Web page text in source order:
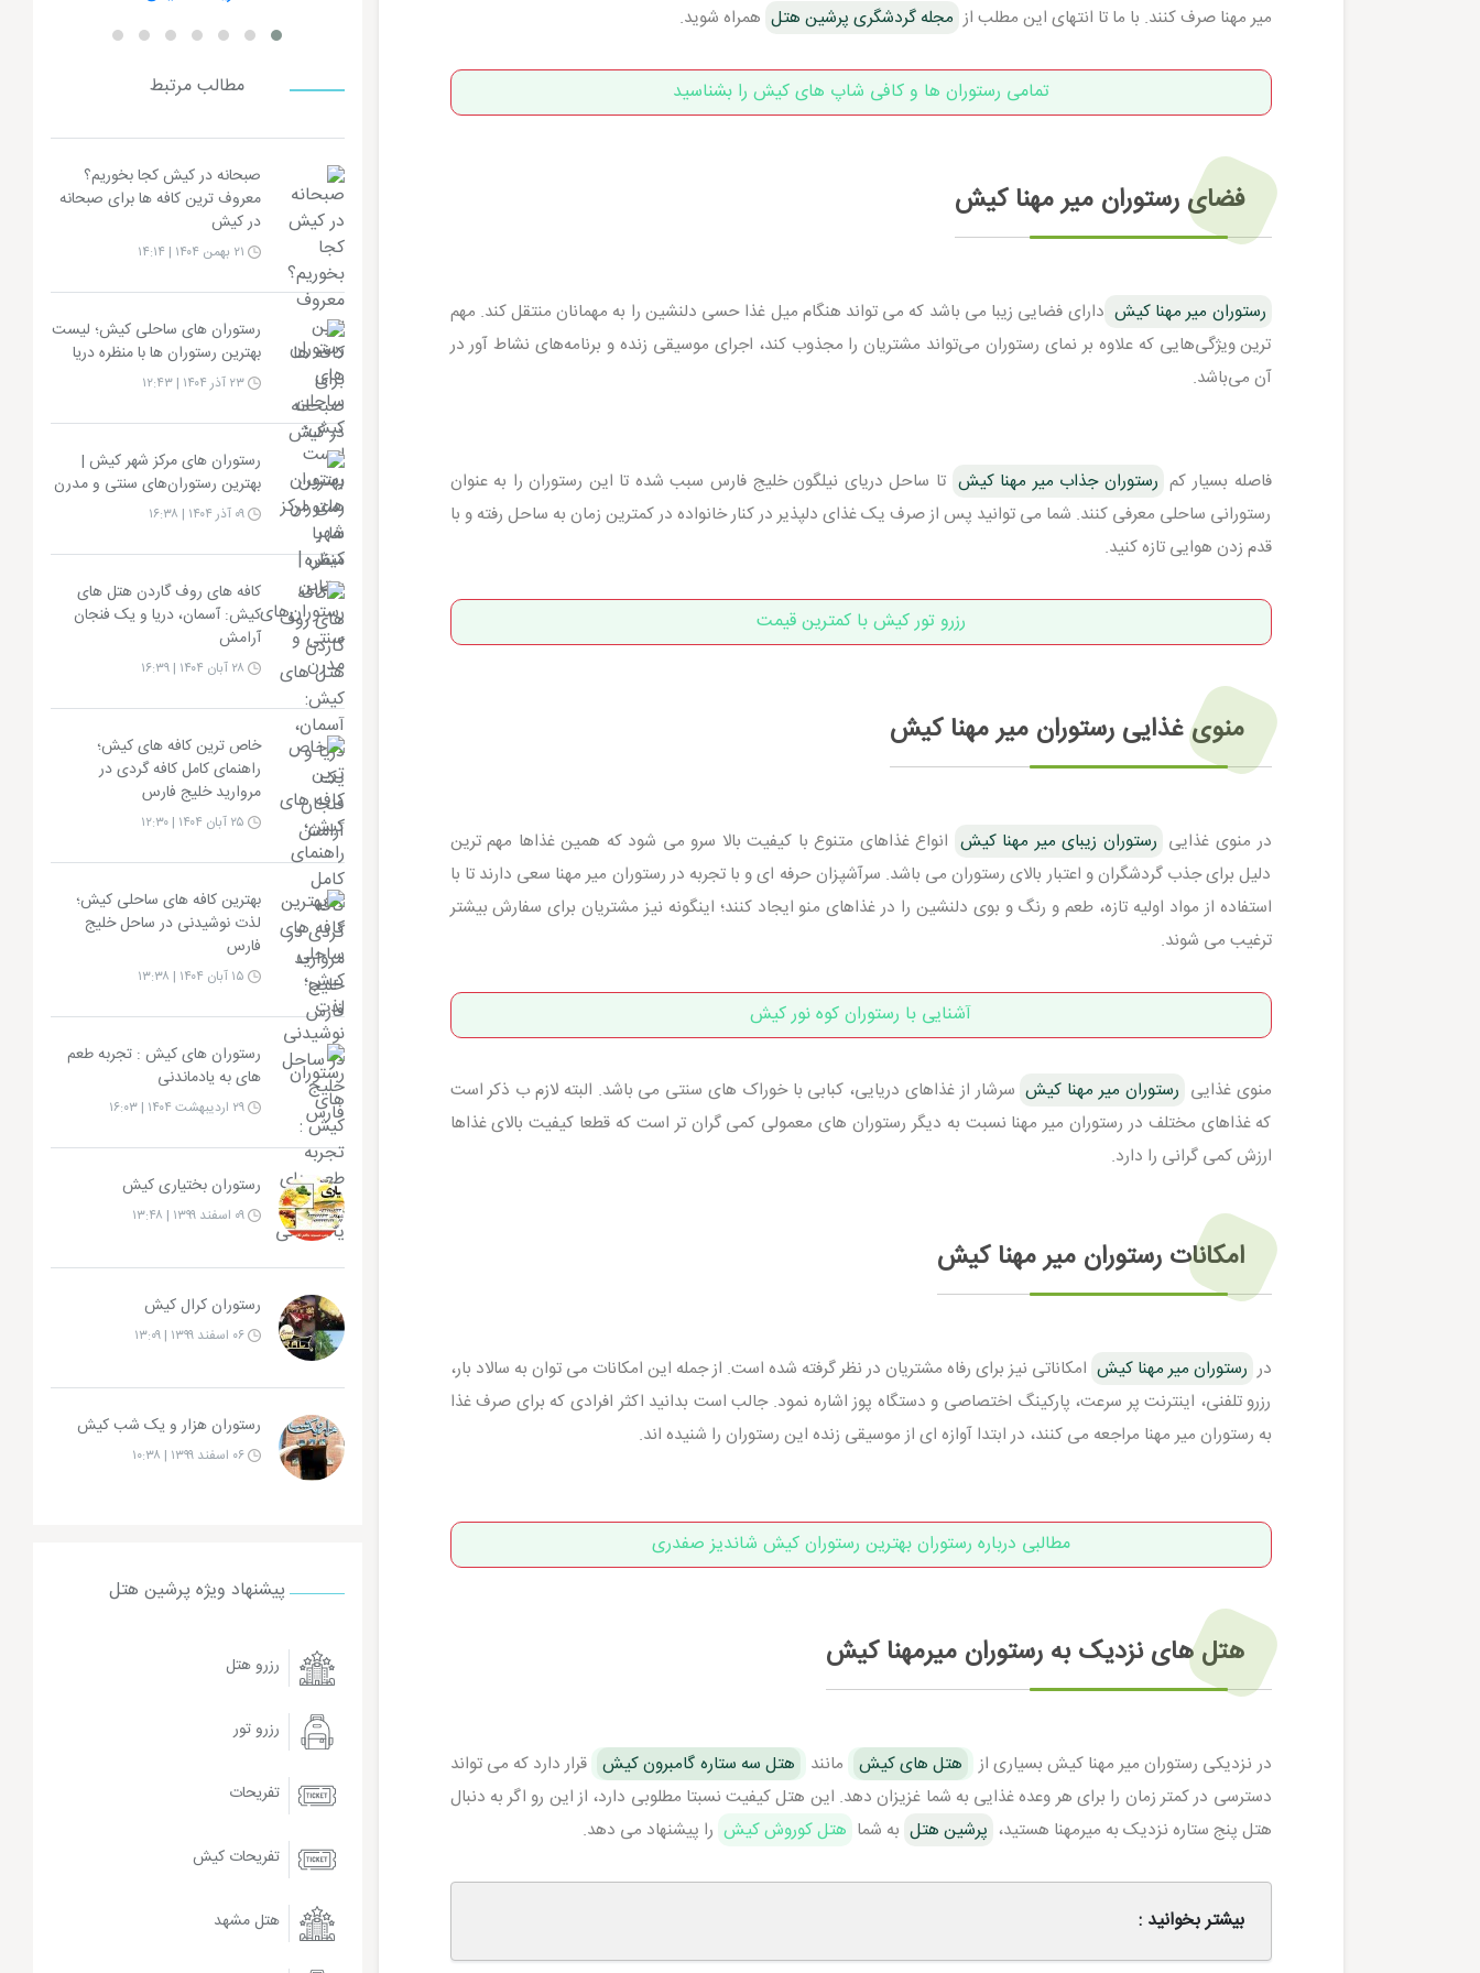
میر مهنا صرف کنند. با ما تا انتهای این مطلب از مجله گردشگری پرشین هتل همراه شوید.
تمامی رستوران ها و کافی شاپ های کیش را بشناسید
فضای رستوران میر مهنا کیش
رستوران میر مهنا کیش دارای فضایی زیبا می باشد که می تواند هنگام میل غذا حسی دلنشین را به مهمانان منتقل کند. مهم
ترین ویژگی‌هایی که علاوه بر نمای رستوران می‌تواند مشتریان را مجذوب کند، اجرای موسیقی زنده و برنامه‌های نشاط آور در
آن می‌باشد.
فاصله بسیار کم رستوران جذاب میر مهنا کیش تا ساحل دریای نیلگون خلیج فارس سبب شده تا این رستوران را به عنوان
رستورانی ساحلی معرفی کنند. شما می توانید پس از صرف یک غذای دلپذیر در کنار خانواده در کمترین زمان به ساحل رفته و با
قدم زدن هوایی تازه کنید.
رزرو تور کیش با کمترین قیمت
منوی غذایی رستوران میر مهنا کیش
در منوی غذایی رستوران زیبای میر مهنا کیش انواع غذاهای متنوع با کیفیت بالا سرو می شود که همین غذاها مهم ترین
دلیل برای جذب گردشگران و اعتبار بالای رستوران می باشد. سرآشپزان حرفه ای و با تجربه در رستوران میر مهنا سعی دارند تا با
استفاده از مواد اولیه تازه، طعم و رنگ و بوی دلنشین را در غذاهای منو ایجاد کنند؛ اینگونه نیز مشتریان برای سفارش بیشتر
ترغیب می شوند.
آشنایی با رستوران کوه نور کیش
منوی غذایی رستوران میر مهنا کیش سرشار از غذاهای دریایی، کبابی با خوراک های سنتی می باشد. البته لازم ب ذکر است
که غذاهای مختلف در رستوران میر مهنا نسبت به دیگر رستوران های معمولی کمی گران تر است که قطعا کیفیت بالای غذاها
ارزش کمی گرانی را دارد.
امکانات رستوران میر مهنا کیش
در رستوران میر مهنا کیش امکاناتی نیز برای رفاه مشتریان در نظر گرفته شده است. از جمله این امکانات می توان به سالاد بار،
رزرو تلفنی، اینترنت پر سرعت، پارکینگ اختصاصی و دستگاه پوز اشاره نمود. جالب است بدانید اکثر افرادی که برای صرف غذا
به رستوران میر مهنا مراجعه می کنند، در ابتدا آوازه ای از موسیقی زنده این رستوران را شنیده اند.
مطالبی درباره رستوران بهترین رستوران کیش شاندیز صفدری
هتل های نزدیک به رستوران میرمهنا کیش
در نزدیکی رستوران میر مهنا کیش بسیاری از هتل های کیش مانند هتل سه ستاره گامبرون کیش قرار دارد که می تواند
دسترسی در کمتر زمان را برای هر وعده غذایی به شما غزیزان دهد. این هتل کیفیت نسبتا مطلوبی دارد، از این رو اگر به دنبال
هتل پنج ستاره نزدیک به میرمهنا هستید، پرشین هتل به شما هتل کوروش کیش را پیشنهاد می دهد.
بیشتر بخوانید :
مطالب مرتبط
صبحانه در کیش کجا بخوریم؟
معروف ترین کافه ها برای صبحانه
در کیش
رستوران های ساحلی کیش؛ لیست
بهترین رستوران ها با منظره دریا
۲۳ آذر ۱۴۰۴ | ۱۲:۴۳
رستوران های مرکز شهر کیش |
بهترین رستوران‌های سنتی و مدرن
۰۹ آذر ۱۴۰۴ | ۱۶:۳۸
کافه های روف گاردن هتل های
کیش: آسمان، دریا و یک فنجان
آرامش
خاص ترین کافه های کیش؛
راهنمای کامل کافه گردی در
مروارید خلیج فارس
بهترین کافه های ساحلی کیش؛
لذت نوشیدنی در ساحل خلیج
فارس
رستوران های کیش : تجربه طعم
های به یادماندنی
۲۹ اردیبهشت ۱۴۰۴ | ۱۶:۰۳
رستوران بختیاری کیش
۰۹ اسفند ۱۳۹۹ | ۱۳:۴۸
رستوران کرال کیش
۰۶ اسفند ۱۳۹۹ | ۱۳:۰۹
رستوران هزار و یک شب کیش
۰۶ اسفند ۱۳۹۹ | ۱۰:۳۸
پیشنهاد ویژه پرشین هتل
رزرو هتل
رزرو تور
تفریحات
تفریحات کیش
هتل مشهد